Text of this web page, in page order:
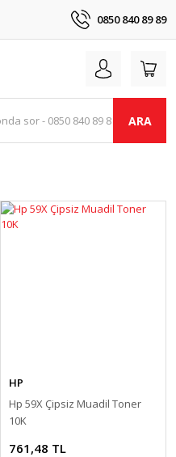
0850 840 89 89
ARA
HP
Hp 59X Çipsiz Muadil Toner
10K
761,48 TL